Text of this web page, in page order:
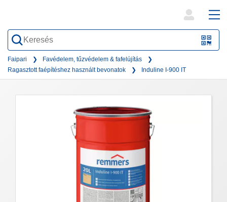
QR-
form
Faipari
Favédelem, tűzvédelem & fafelújítás
Ragasztott faépítéshez használt bevonatok
Induline I-900 IT